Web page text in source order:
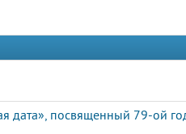
дата», посвященный 79-ой